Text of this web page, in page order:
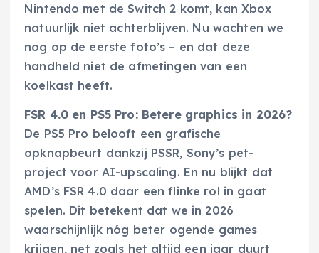
Nintendo met de Switch 2 komt, kan Xbox
natuurlijk niet achterblijven. Nu wachten we
nog op de eerste foto’s – en dat deze
handheld niet de afmetingen van een
koelkast heeft.
FSR 4.0 en PS5 Pro: Betere graphics in 2026?
De PS5 Pro belooft een grafische
opknapbeurt dankzij PSSR, Sony’s pet-
project voor AI-upscaling. En nu blijkt dat
AMD’s FSR 4.0 daar een flinke rol in gaat
spelen. Dit betekent dat we in 2026
waarschijnlijk nóg beter ogende games
krijgen, net zoals het altijd een jaar duurt